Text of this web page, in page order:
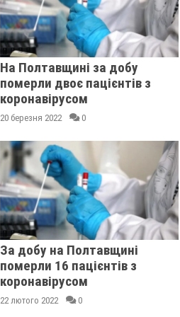
На Полтавщині за добу
померли двоє пацієнтів з
коронавірусом
20 березня 2022 0
За добу на Полтавщині
померли 16 пацієнтів з
коронавірусом
22 лютого 2022 0